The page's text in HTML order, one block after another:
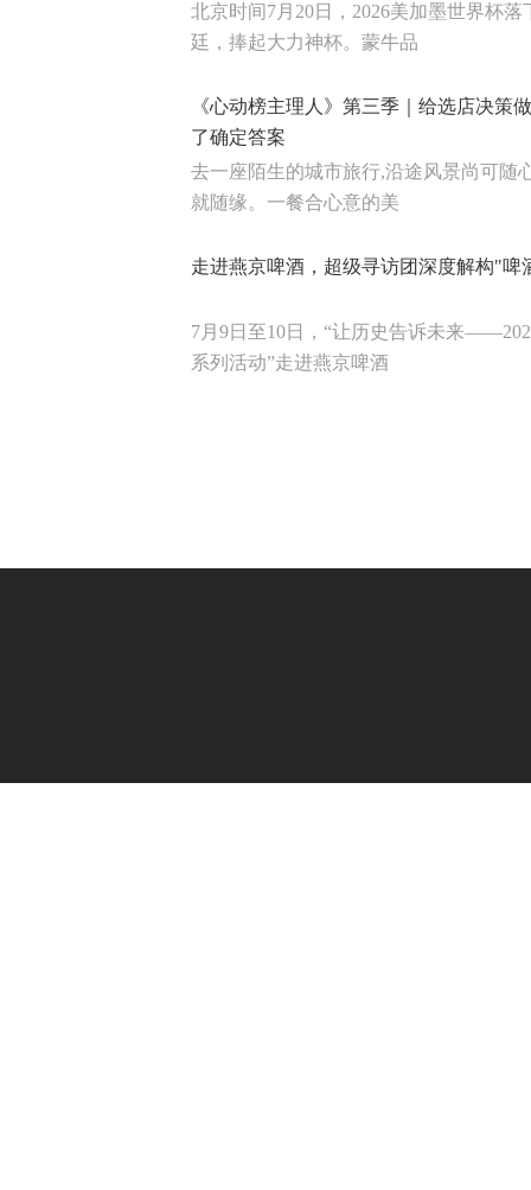
北京时间7月20日，2026美加墨世界杯
廷，捧起大力神杯。蒙牛品
《心动榜主理人》第三季｜给选店决策
了确定答案
去一座陌生的城市旅行,沿途风景尚可随
就随缘。一餐合心意的美
走进燕京啤酒，超级寻访团深度解构"啤
7月9日至10日，“让历史告诉未来
系列活动”走进燕京啤酒